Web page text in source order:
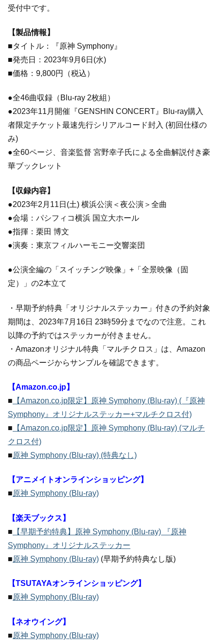
受付中です。
【製品情報】
■タイトル：『原神 Symphony』
■発売日：2023年9月6日(水)
■価格：9,800円（税込）
●全46曲収録（Blu-ray 2枚組）
●2023年11月開催『GENSHIN CONCERT』Blu-ray購入
者限定チケット最速先行シリアルコード封入 (初回仕様の
み)
●全60ページ、音楽監督 宮野幸子氏による全曲解説付き豪
華ブックレット
【収録内容】
●2023年2月11日(土) 横浜公演＜夜公演＞全曲
●会場：パシフィコ横浜 国立大ホール
●指揮：栗田 博文
●演奏：東京フィルハーモニー交響楽団
●公演全編の「スイッチング映像」+「全景映像（固
定）」の2本立て
・早期予約特典「オリジナルステッカー」付きの予約対象
期間は、2023年7月16日 23時59分までなので注意。これ
以降の予約ではステッカーが付きません。
・Amazonオリジナル特典「マルチクロス」は、Amazon
の商品ページからサンプルを確認できます。
【Amazon.co.jp】
■ 【Amazon.co.jp限定】原神 Symphony (Blu-ray) (『原神
Symphony』オリジナルステッカー+マルチクロス付)
■ 【Amazon.co.jp限定】原神 Symphony (Blu-ray) (マルチ
クロス付)
■原神 Symphony (Blu-ray) (特典なし)
【アニメイトオンラインショッピング】
■原神 Symphony (Blu-ray)
【楽天ブックス】
■ 【早期予約特典】原神 Symphony (Blu-ray) 『原神
Symphony』オリジナルステッカー
■原神 Symphony (Blu-ray) (早期予約特典なし版)
【TSUTAYAオンラインショッピング】
■原神 Symphony (Blu-ray)
【ネオウイング】
■原神 Symphony (Blu-ray)